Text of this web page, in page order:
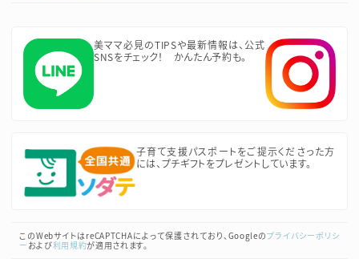
美ママ必見のTIPSや最新情報は、公式
SNSをチェック！ かんたん予約も。
子育て支援パスポートをご提示くださった方
には、プチギフトをプレゼントしています。
このWebサイトはreCAPTCHAによって保護されており、Googleのプライバシーポリシ
ー および利用規約が適用されます。